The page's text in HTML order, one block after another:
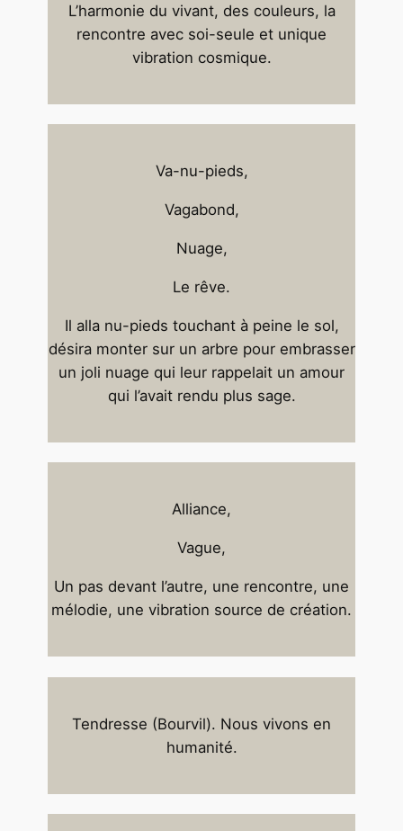
L’harmonie du vivant, des couleurs, la
rencontre avec soi-seule et unique
vibration cosmique.
Va-nu-pieds,
Vagabond,
Nuage,
Le rêve.
Il alla nu-pieds touchant à peine le sol,
désira monter sur un arbre pour embrasser
un joli nuage qui leur rappelait un amour
qui l’avait rendu plus sage.
Alliance,
Vague,
Un pas devant l’autre, une rencontre, une
mélodie, une vibration source de création.
Tendresse (Bourvil). Nous vivons en
humanité.